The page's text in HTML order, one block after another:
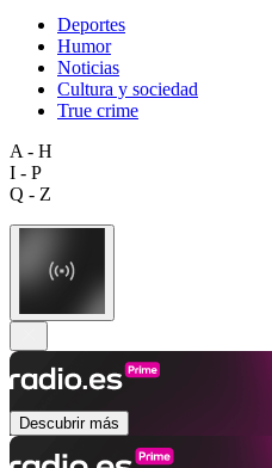
Deportes
Humor
Noticias
Cultura y sociedad
True crime
A - H
I - P
Q - Z
Descubrir más